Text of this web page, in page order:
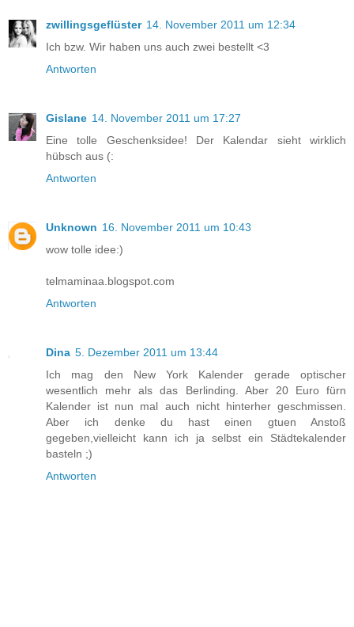
zwillingsgeflüster 14. November 2011 um 12:34
Ich bzw. Wir haben uns auch zwei bestellt <3
Antworten
Gislane 14. November 2011 um 17:27
Eine tolle Geschenksidee! Der Kalendar sieht wirklich
hübsch aus (:
Antworten
Unknown 16. November 2011 um 10:43
wow tolle idee:)
telmaminaa.blogspot.com
Antworten
Dina 5. Dezember 2011 um 13:44
Ich mag den New York Kalender gerade optischer
wesentlich mehr als das Berlinding. Aber 20 Euro fürn
Kalender ist nun mal auch nicht hinterher geschmissen.
Aber ich denke du hast einen gtuen Anstoß
gegeben,vielleicht kann ich ja selbst ein Städtekalender
basteln ;)
Antworten